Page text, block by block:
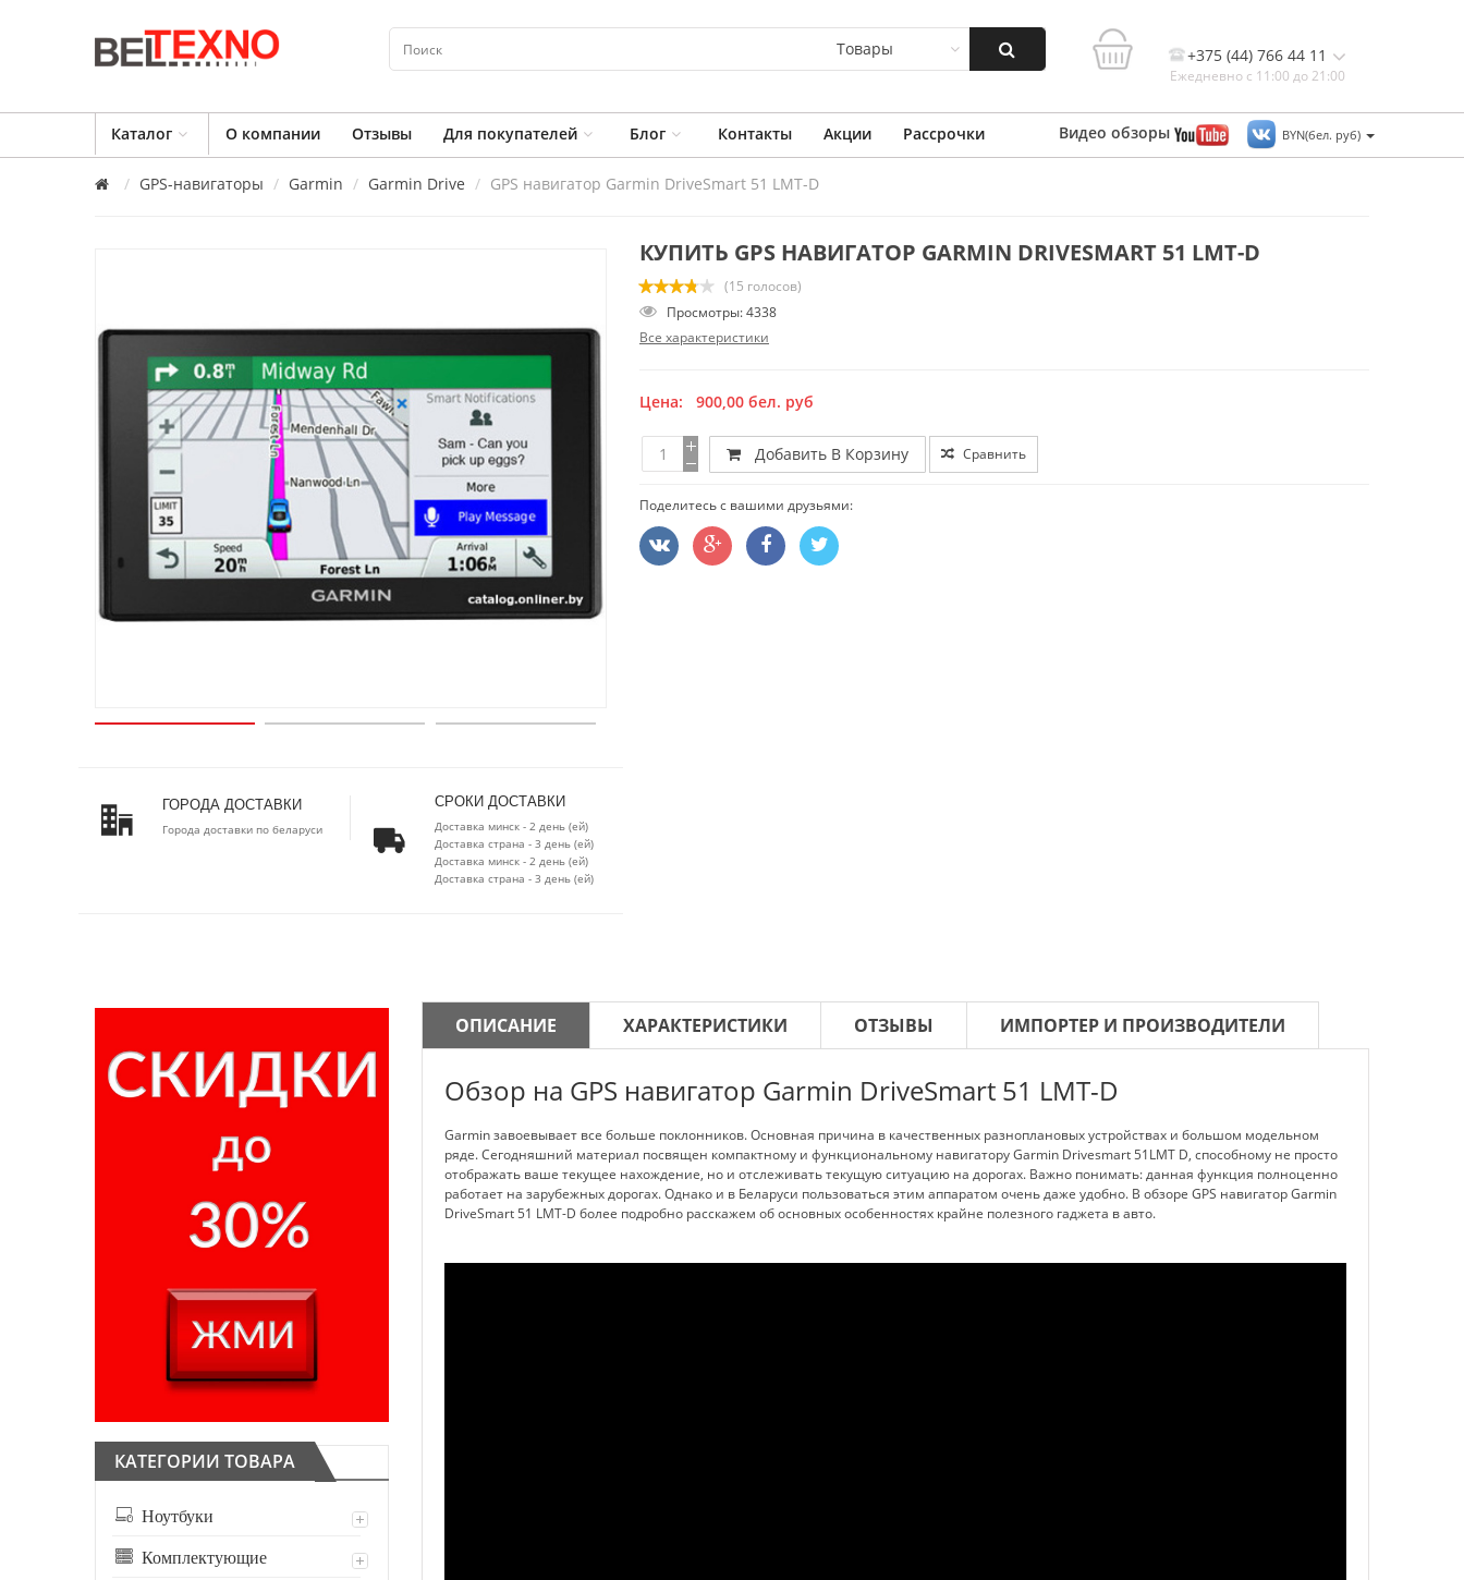
Товары +375 (44) 766 44 11
Ежедневно с 11:00 до 21:00
Каталог О компании Отзывы Для покупателей Блог Контакты Акции Рассрочки Видео обзоры BYN(бел. руб)
GPS-навигаторы Garmin Garmin Drive GPS навигатор Garmin DriveSmart 51 LMT-D
ГОРОДА ДОСТАВКИ
Города доставки по беларуси
СРОКИ ДОСТАВКИ
Доставка минск - 2 день (ей)
Доставка страна - 3 день (ей)
Доставка минск - 2 день (ей)
Доставка страна - 3 день (ей)
КУПИТЬ GPS НАВИГАТОР GARMIN DRIVESMART 51 LMT-D
(15 голосов)
Просмотры: 4338
Все характеристики
Цена: 900,00 бел. руб
Добавить В Корзину Сравнить
Поделитесь с вашими друзьями:
КАТЕГОРИИ ТОВАРА
Ноутбуки
Комплектующие
ОПИСАНИЕ ХАРАКТЕРИСТИКИ ОТЗЫВЫ ИМПОРТЕР И ПРОИЗВОДИТЕЛИ
Обзор на GPS навигатор Garmin DriveSmart 51 LMT-D
Garmin завоевывает все больше поклонников. Основная причина в качественных разноплановых устройствах и большом модельном
ряде. Сегодняшний материал посвящен компактному и функциональному навигатору Garmin Drivesmart 51LMT D, способному не просто
отображать ваше текущее нахождение, но и отслеживать текущую ситуацию на дорогах. Важно понимать: данная функция полноценно
работает на зарубежных дорогах. Однако и в Беларуси пользоваться этим аппаратом очень даже удобно. В обзоре GPS навигатор Garmin
DriveSmart 51 LMT-D более подробно расскажем об основных особенностях крайне полезного гаджета в авто.